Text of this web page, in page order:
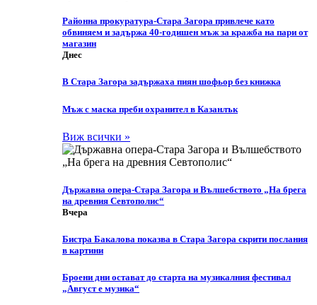
Районна прокуратура-Стара Загора привлече като
обвиняем и задържа 40-годишен мъж за кражба на пари от
магазин
Днес
В Стара Загора задържаха пиян шофьор без книжка
Мъж с маска преби охранител в Казанлък
Виж всички »
Държавна опера-Стара Загора и Вълшебството „На брега
на древния Севтополис“
Вчера
Бистра Бакалова показва в Стара Загора скрити послания
в картини
Броени дни остават до старта на музикалния фестивал
„Август е музика“